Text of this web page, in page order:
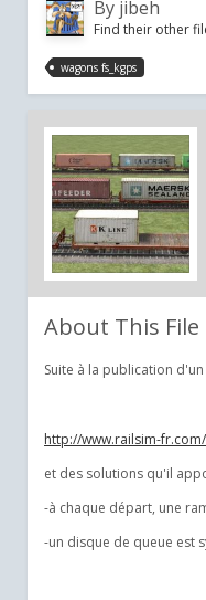
By jibeh
Find their other
wagons fs_kgps
About This File
Suite à la publication d'un
http://www.railsim-
et des solutions qu'il
-à chaque départ, une
-un disque de queue est